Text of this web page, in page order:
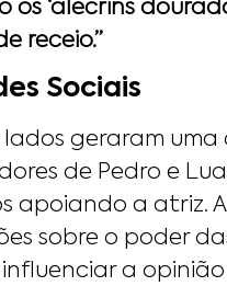
os ‘alecrins
receio.”
Sociais
lados geraram
de Pedro e
apoiando a atriz.
sobre o poder
a